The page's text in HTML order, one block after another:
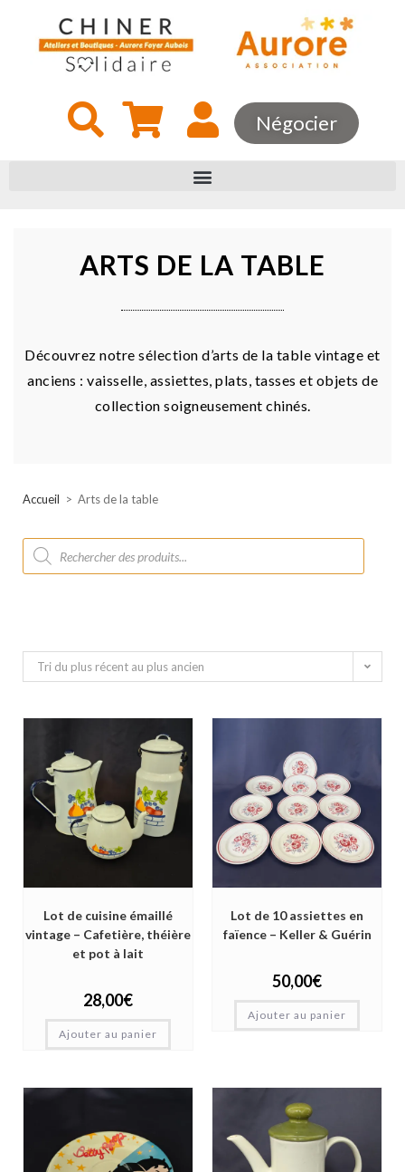
Négocier
ARTS DE LA TABLE
Découvrez notre sélection d’arts de la table vintage et
anciens : vaisselle, assiettes, plats, tasses et objets de
collection soigneusement chinés.
Accueil > Arts de la table
Tri du plus récent au plus ancien
Lot de cuisine émaillé
vintage – Cafetière, théière
et pot à lait
28,00€
Ajouter au panier
Lot de 10 assiettes en
faïence – Keller & Guérin
50,00€
Ajouter au panier